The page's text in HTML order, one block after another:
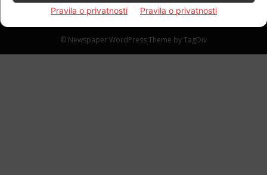
Pravila o privatnosti Pravila o privatnosti
Pravila o privatnosti
© Newspaper WordPress Theme by TagDiv